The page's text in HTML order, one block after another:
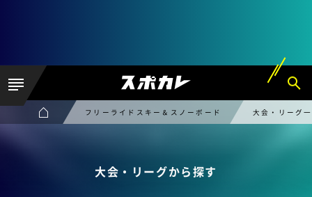
フリーライドスキー＆スノーボード 大会・リーグ
大会・リーグから探す